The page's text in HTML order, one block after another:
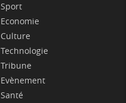
Sport
Economie
Culture
Technologie
Tribune
Evènement
Santé